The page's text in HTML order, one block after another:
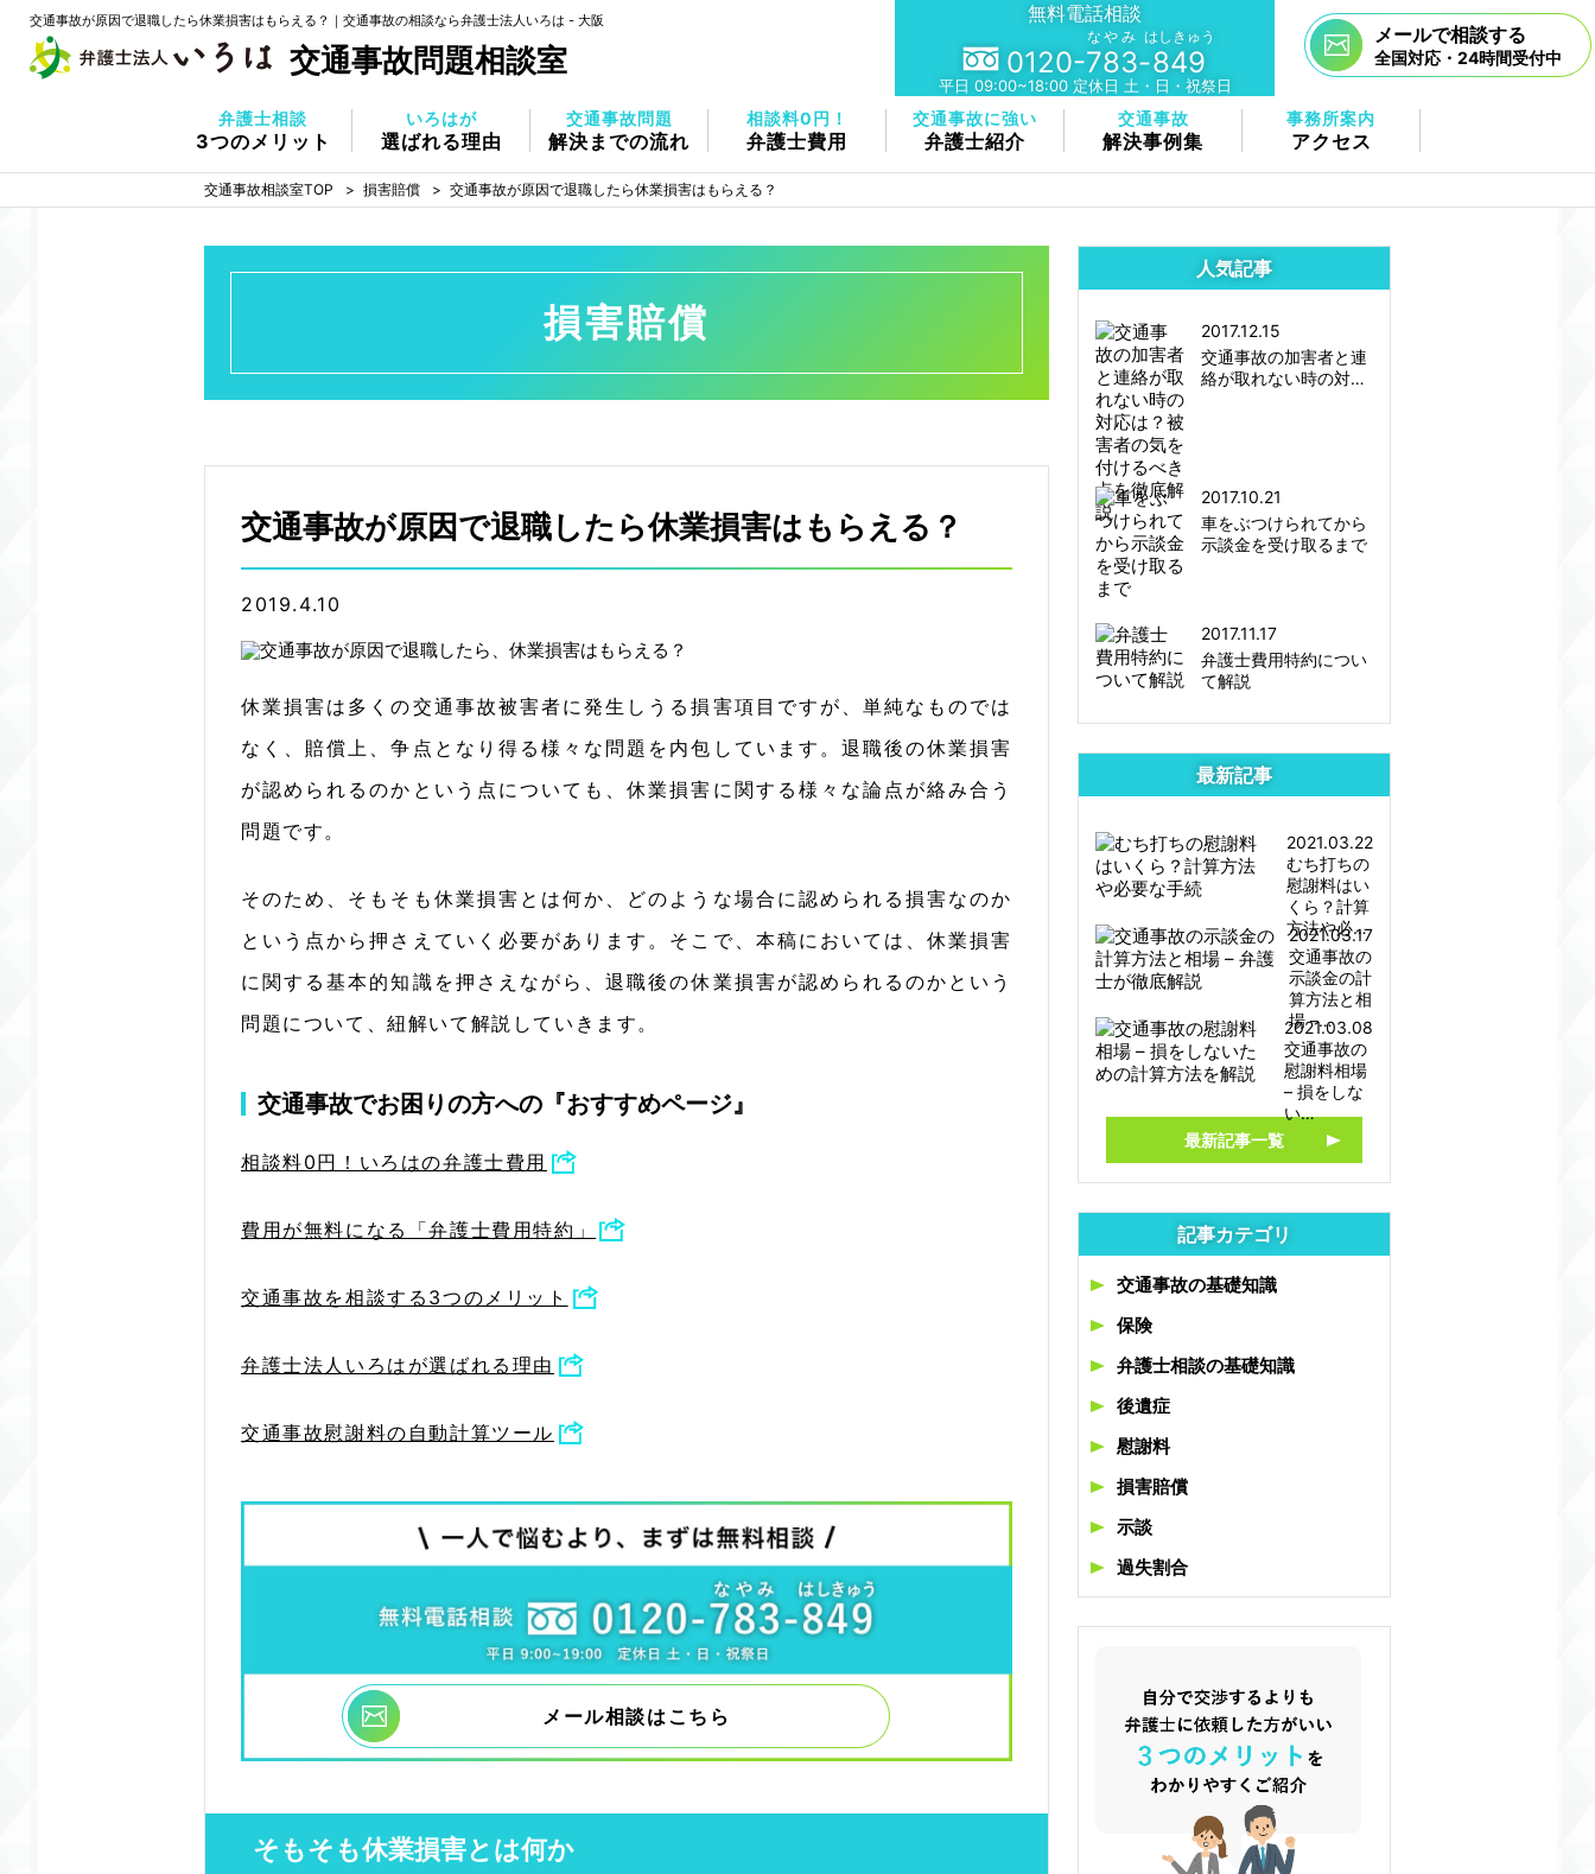
交通事故が原因で退職したら休業損害はもらえる？｜交通事故の相談なら弁護士法人いろは - 大阪
交通事故問題相談室
無料電話相談
0120-783
なやみ
-849
はしきゅう
平⽇ 09:00~18:00 定休⽇ 土・日・祝祭日
メールで相談する
全国対応・24時間受付中
弁護士相談
3つのメリット
いろはが
選ばれる理由
交通事故問題
解決までの流れ
相談料0円！
弁護士費用
交通事故に強い
弁護士紹介
交通事故
解決事例集
事務所案内
アクセス
交通事故相談室TOP 損害賠償 交通事故が原因で退職したら休業損害はもらえる？
損害賠償
交通事故が原因で退職したら休業損害はもらえる？
2019.4.10
休業損害は多くの交通事故被害者に発生しうる損害項目ですが、単純なものでは
なく、賠償上、争点となり得る様々な問題を内包しています。退職後の休業損害
が認められるのかという点についても、休業損害に関する様々な論点が絡み合う
問題です。
そのため、そもそも休業損害とは何か、どのような場合に認められる損害なのか
という点から押さえていく必要があります。そこで、本稿においては、休業損害
に関する基本的知識を押さえながら、退職後の休業損害が認められるのかという
問題について、紐解いて解説していきます。
交通事故でお困りの方への『おすすめページ』
相談料0円！いろはの弁護士費用
費用が無料になる「弁護士費用特約」
交通事故を相談する3つのメリット
弁護士法人いろはが選ばれる理由
交通事故慰謝料の自動計算ツール
メール相談はこちら
そもそも休業損害とは何か
人気記事
2017.12.15
交通事故の加害者と連
絡が取れない時の対…
2017.10.21
車をぶつけられてから
示談金を受け取るまで
2017.11.17
弁護士費用特約につい
て解説
最新記事
2021.03.22
むち打ちの
慰謝料はい
くら？計算
方法や必…
2021.03.17
交通事故の
示談金の計
算方法と相
場 –…
2021.03.08
交通事故の
慰謝料相場
– 損をしな
い…
最新記事一覧
記事カテゴリ
交通事故の基礎知識
保険
弁護士相談の基礎知識
後遺症
慰謝料
損害賠償
示談
過失割合